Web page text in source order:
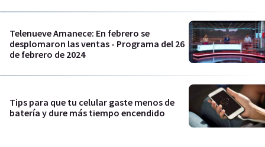
Telenueve Amanece: En febrero se
desplomaron las ventas - Programa del 26
de febrero de 2024
Tips para que tu celular gaste menos de
batería y dure más tiempo encendido